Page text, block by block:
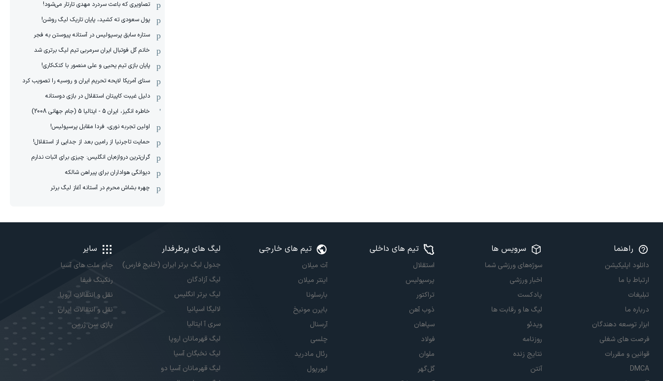
تصاویری که باعث سردرد مهدی تارتار می‌شود!
پول سعودی ته کشید، پایان تاریک لیگ روشن!
ستاره سابق پرسپولیس در آستانه پیوستن به فجر
خانم گل فوتبال ایران سرمربی تیم لیگ برتری شد
پایان بازی تیم یحیی و علی منصور با کتک‌کاری!
سنای آمریکا لایحه تحریم ایران و روسیه را تصویب کرد
دلیل غیبت کاپیتان استقلال در بازی دوستانه
خاطره انگیز، ایران 5 - ایتالیا 5 (جام جهانی 2008)
اولین تجربه نوری، فردا مقابل پرسپولیس!
حمایت تاجرنیا از رامین بعد از جدایی از استقلال!
گران‌ترین دروازه‌بان انگلیس: چیزی برای اثبات ندارم
دیوانگی هواداران برای پیراهن شالکه
چهره بشاش محرم در آستانه آغاز لیگ برتر
راهنما
دانلود اپلیکیشن
ارتباط با ما
تبلیغات
درباره ما
ابزار توسعه دهندگان
فرصت های شغلی
قوانین و مقررات
DMCA
سرویس ها
سوژه‌های ورزشی شما
اخبار ورزشی
پادکست
لیگ ها و رقابت ها
ویدئو
روزنامه
نتایج زنده
آنتن
تیم های داخلی
استقلال
پرسپولیس
تراکتور
ذوب آهن
سپاهان
فولاد
ملوان
گل‌گهر
تیم های خارجی
آث میلان
اینتر میلان
بارسلونا
بایرن مونیخ
آرسنال
چلسی
رئال مادرید
لیورپول
لیگ های پرطرفدار
جدول لیگ برتر ایران (خلیج فارس)
لیگ آزادگان
لیگ برتر انگلیس
لالیگا اسپانیا
سری آ ایتالیا
لیگ قهرمانان اروپا
لیگ نخبگان آسیا
لیگ قهرمانان آسیا دو
سایر
جام ملت های آسیا
رنکینگ فیفا
نقل و انتقالات اروپا
نقل و انتقالات ایران
پاری سن ژرمن